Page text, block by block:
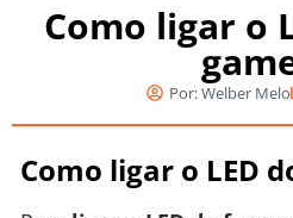
Como ligar o
Por:Welber Melo
Como ligar o LED